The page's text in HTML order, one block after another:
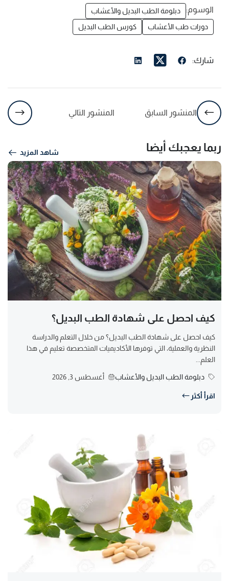
الوسوم:
دبلومة الطب البديل والأعشاب
دورات طب الأعشاب
كورس الطب البديل
شارك:
المنشور السابق المنشور التالي
ربما يعجبك أيضا شاهد المزيد
كيف احصل على شهادة الطب البديل؟
كيف احصل على شهادة الطب البديل؟ من خلال التعلم والدراسة
النظرية والعملية، التي توفرها الأكاديميات المتخصصة تعليم في هذا
العلم...
دبلومة الطب البديل والأعشاب أغسطس 3, 2026
اقرأ أكثر